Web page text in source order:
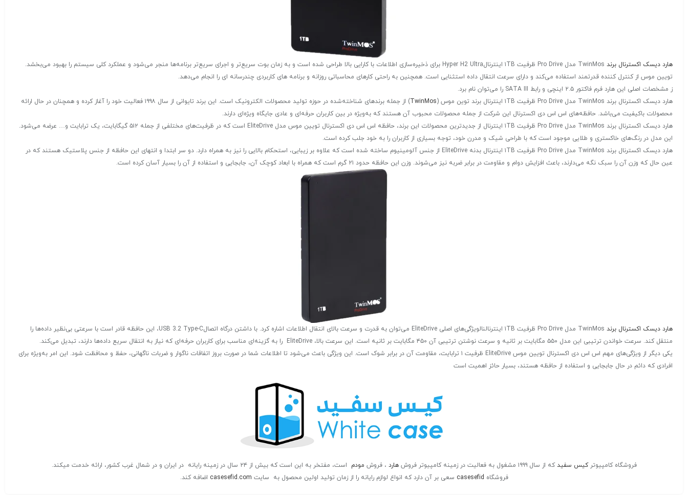
هارد دیسک اکسترنال برند
TwinMos مدل Pro Drive ظرفیت ۱TB اینترنالHyper H2 Ultra برای ذخیره‌سازی اطلاعات با کارایی بالا طراحی شده است و به زمان بوت سریع‌تر و اجرای سریع‌تر برنامه‌ها منجر می‌شود و عملکرد کلی سیستم را بهبود می‌بخشد.
تویین موس از کنترل کننده قدرتمند استفاده می‌کند و دارای سرعت انتقال داده استثنایی است. همچنین به راحتی کارهای محاسباتی روزانه و برنامه های کاربردی چندرسانه ای را انجام می‌دهد.
ز مشخصات اصلی این هارد فرم فاکتور ۲.۵ اینچی و رابط SATA III را می‌توان نام برد.
هارد دیسک اکسترنال برند TwinMos مدل Pro Drive ظرفیت ۱TB اینترنال برند توین موس (
TwinMos
) از جمله برندهای شناخته‌شده در حوزه تولید محصولات الکترونیک است. این برند تایوانی از سال ۱۹۹۸ فعالیت خود را آغاز کرده و همچنان در حال ارائه
محصولات باکیفیت می‌باشد. حافظه‌های اس اس دی اکسترنال این شرکت از جمله محصولات محبوب آن هستند که به‌ویژه در بین کاربران حرفه‌ای و عادی جایگاه ویژه‌ای دارند.
هارد دیسک اکسترنال برند TwinMos مدل Pro Drive ظرفیت ۱TB اینترنال از جدیدترین محصولات این برند، حافظه اس اس دی اکسترنال تویین موس مدل EliteDrive است که در ظرفیت‌های مختلفی از جمله ۵۱۲ گیگابایت، یک ترابایت و… عرضه می‌شود.
این مدل در رنگ‌های خاکستری و طلایی موجود است که با طراحی شیک و مدرن خود، توجه بسیاری از کاربران را به خود جلب کرده است.
هارد دیسک اکسترنال برند TwinMos مدل Pro Drive ظرفیت ۱TB اینترنال بدنه EliteDrive از جنس آلومینیوم ساخته شده است که علاوه بر زیبایی، استحکام بالایی را نیز به همراه دارد. دو سر ابتدا و انتهای این حافظه از جنس پلاستیک هستند که در
عین حال که وزن آن را سبک نگه می‌دارند، باعث افزایش دوام و مقاومت در برابر ضربه نیز می‌شوند. وزن این حافظه حدود ۲۱ گرم است که همراه با ابعاد کوچک آن، جابجایی و استفاده از آن را بسیار آسان کرده است.
هارد دیسک اکسترنال برند
TwinMos مدل Pro Drive ظرفیت ۱TB اینترنالنالویژگی‌های اصلی EliteDrive می‌توان به قدرت و سرعت بالای انتقال اطلاعات اشاره کرد. با داشتن درگاه اتصالUSB 3.2 Type-C، این حافظه قادر است با سرعتی بی‌نظیر داده‌ها را
منتقل کند. سرعت خواندن ترتیبی این مدل ۵۵۰ مگابایت بر ثانیه و سرعت نوشتن ترتیبی آن ۴۵۰ مگابایت بر ثانیه است. این سرعت بالا، EliteDrive را به گزینه‌ای مناسب برای کاربران حرفه‌ای که نیاز به انتقال سریع داده‌ها دارند، تبدیل می‌کند.
یکی دیگر از ویژگی‌های مهم اس اس دی اکسترنال تویین موس EliteDrive ظرفیت ۱ ترابایت، مقاومت آن در برابر شوک است. این ویژگی باعث می‌شود تا اطلاعات شما در صورت بروز اتفاقات ناگوار و ضربات ناگهانی، حفظ و محافظت شود. این امر به‌ویژه برای
افرادی که دائم در حال جابجایی و استفاده از حافظه هستند، بسیار حائز اهمیت است
فروشگاه کامپیوترکیس سفیدکه از سال ۱۹۹۹ مشغول به فعالیت در زمینه کامپیوتر فروش هارد ، فروش مودم است، مفتخر به این است که بیش از ۲۴ سال در زمینه رایانه
در ایران و در شمال غرب کشور، ارائه خدمت میکند.
فروشگاه casesefid سعی بر آن دارد که انواع لوازم رایانه را از زمان تولید اولین محصول به سایت casesefid.com اضافه کند.